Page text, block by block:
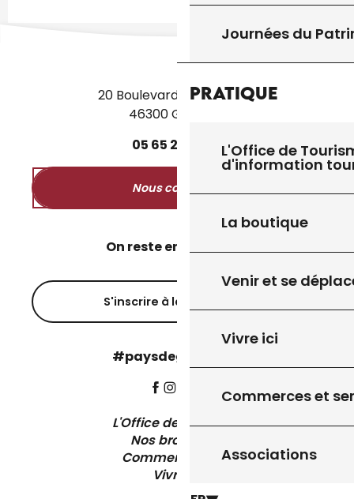
Journées du
Pratique
L'Office de
d'information
La boutique
Venir et se
Vivre ici
Commerces et
Associations
20 Boulevard des Martyrs
46300 Gourdon
05 65 27 50
Nous contacter
On reste en contact ?
S'inscrire à la newsletter
#paysdegourdon !
L'Office de Tourisme
Nos brochures
Comment venir ?
Vivre ici